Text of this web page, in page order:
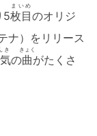
5枚目
まいめ
のオリジ
ナ）をリリース
き
の曲
きょく
がたくさ